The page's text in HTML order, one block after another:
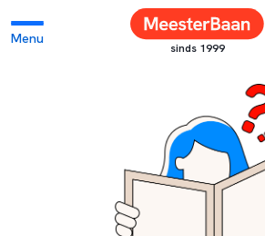
Menu
sinds 1999